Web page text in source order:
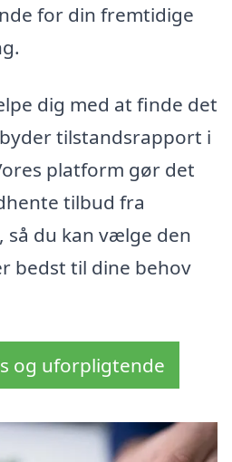
for din fremtidige
dig med at finde det
tilstandsrapport i
platform gør det
tilbud fra
så du kan vælge den
bedst til dine behov
og uforpligtende